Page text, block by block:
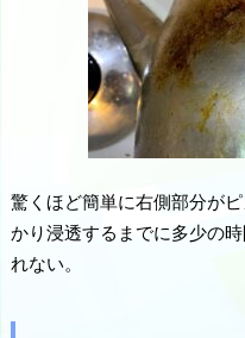
驚くほど簡単に右側部分が
かり浸透するまでに多少の
れない。